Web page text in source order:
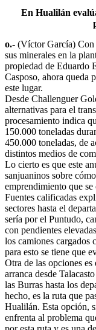
En Hualilán
o.- (Víctor García) Con
sus minerales en la
propiedad de Eduardo
Casposo, ahora queda
este lugar.
Desde Challenguer
alternativas para el
procesamiento indica
150.000 toneladas
450.000 toneladas, de
distintos medios de
Lo cierto es que este
sanjuaninos sobre
emprendimiento que
Fuentes calificadas
sectores hasta el
sería por el Puntudo,
con pendientes
los camiones cargados
para esto se tiene que
Otra de las opciones
arranca desde
las Burras hasta los
hecho, es la ruta que
Hualilán. Esta opción,
enfrenta al problema